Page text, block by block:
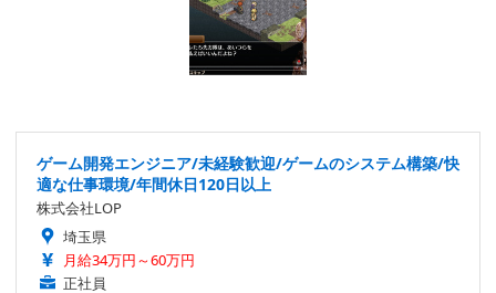
ゲーム開発エンジニア/未経験歓迎/ゲームのシステム構築/快
適な仕事環境/年間休日120日以上
株式会社LOP
埼玉県
月給34万円～60万円
正社員